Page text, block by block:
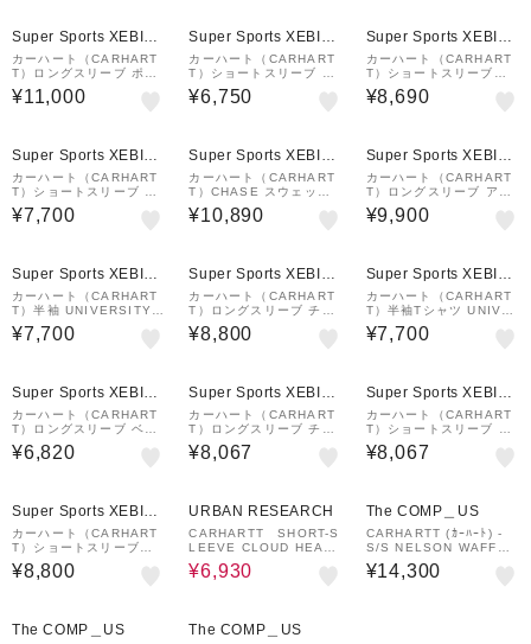
Super Sports XEBIO
&mall店
カーハート（CARHART
T）ロングスリーブ ポケ
ット ハートTシャツ I03
53001WZXX25FW
¥11,000
Super Sports XEBIO
&mall店
カーハート（CARHART
T）ショートスリーブ チ
ェイスTシャツ I026391
1YWXX
¥6,750
Super Sports XEBIO
&mall店
カーハート（CARHART
T）ショートスリーブポ
ケットハートTシャツ I0
3212800EXX25SS
¥8,690
Super Sports XEBIO
&mall店
カーハート（CARHART
T）ショートスリーブ ポ
ケット Tシャツ I03043
402XX
¥7,700
Super Sports XEBIO
&mall店
カーハート（CARHART
T）CHASE スウェット
シャツ I02638300MXX
22FW
¥10,890
Super Sports XEBIO
&mall店
カーハート（CARHART
T）ロングスリーブ アメ
リカンスクリプト Tシャ
ツ I029955482XX24F
¥9,900
Super Sports XEBIO
&mall店
カーハート（CARHART
T）半袖 UNIVERSITYS
CRIPT Tシャツ I02899
122VXX
¥7,700
Super Sports XEBIO
&mall店
カーハート（CARHART
T）ロングスリーブ チェ
イス Tシャツ I0263920
0MXX25FW
¥8,800
Super Sports XEBIO
&mall店
カーハート（CARHART
T）半袖Tシャツ UNIVE
RSITY I02899022UXX
¥7,700
Super Sports XEBIO
&mall店
カーハート（CARHART
T）ロングスリーブ ベー
ス Tシャツ I02626500
AXX25FW
¥6,820
Super Sports XEBIO
&mall店
カーハート（CARHART
T）ロングスリーブ チェ
イスTシャツ I02639200
RXX25FW
¥8,067
Super Sports XEBIO
&mall店
カーハート（CARHART
T）ショートスリーブ ポ
ケットハート Tシャツ I0
321281WZXX26SS
¥8,067
Super Sports XEBIO
&mall店
カーハート（CARHART
T）ショートスリーブポ
ケットハートTシャツ I0
3212800AXX25SS
¥8,800
URBAN RESEARCH
CARHARTT SHORT-S
LEEVE CLOUD HEAR
T T-SHIRTS
¥6,930
The COMP＿US
CARHARTT (ｶｰﾊｰﾄ) -
S/S NELSON WAFFLE
T-SHIRT (ｼｮｰﾄｽﾘｰﾌﾞﾈﾙｿ
ﾝﾜｯﾌﾙTｼｬﾂ) I036185
¥14,300
The COMP＿US The COMP＿US